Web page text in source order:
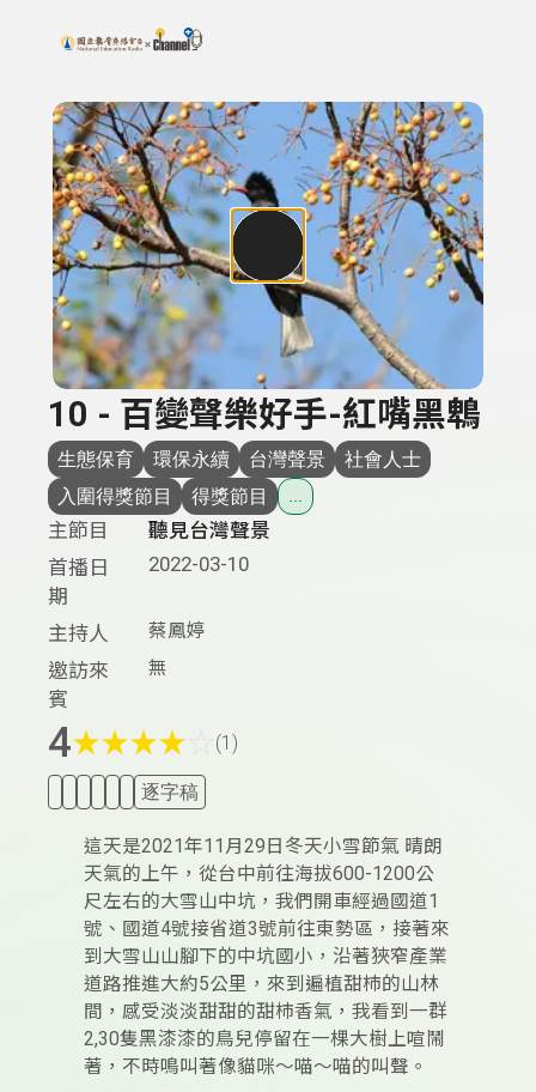
上方功能區塊
搜尋關鍵字：可輸入節目名稱、主持人或關鍵字
10 - 百變聲樂好手-紅嘴黑鵯
生態保育 環保永續 台灣聲景
社會人士
入圍得獎節目
得獎節目 ...
主節目
聽見台灣聲景
首播日
期
2022-03-10
主持人 蔡鳳婷
邀訪來
賓
無
4★★★★ (1)
逐字稿
這天是2021年11月29日冬天小雪節氣 晴朗
天氣的上午，從台中前往海拔600-1200公
尺左右的大雪山中坑，我們開車經過國道1
號、國道4號接省道3號前往東勢區，接著來
到大雪山山腳下的中坑國小，沿著狹窄產業
道路推進大約5公里，來到遍植甜杮的山林
間，感受淡淡甜甜的甜杮香氣，我看到一群
2,30隻黑漆漆的鳥兒停留在一棵大樹上喧鬧
著，不時鳴叫著像貓咪～喵～喵的叫聲。